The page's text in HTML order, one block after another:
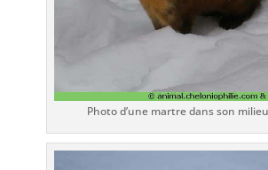
Photo d’une martre dans son